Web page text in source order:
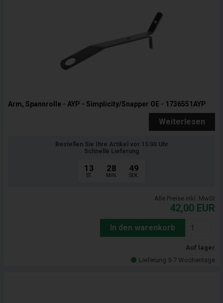
Arm, Spannrolle - AYP - Simplicity/Snapper OE - 1736551AYP
Weiterlesen
Bestellen Sie Ihre Artikel vor 15:00 Uhr
Schnelle Lieferung
13
ST.
28
MIN.
47
SEK.
Alle Preise inkl. MwSt
42,00 EUR
In den warenkorb
Auf lager
Lieferung 5-7 Wochentage